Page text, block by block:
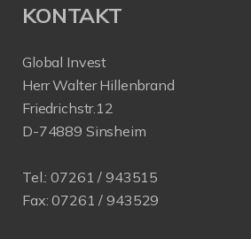
KONTAKT
Global Invest
Herr Walter Hillenbrand
Friedrichstr.12
D-74889 Sinsheim
Tel.:07261 / 943515
Fax: 07261 / 943529